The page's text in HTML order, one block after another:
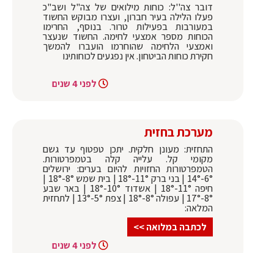
דובר צה''ל: כוחות מילואים של צה"ל ושב"כ
פעלו הלילה בעיר חברון, ועצרו מבוקש החשוד
במעורבות בפעילות טרור. בנוסף, החרימו
הכוחות מספר אמצעי לחימה. החשוד שנעצר
ואמצעי הלחימה שהוחרמו הועברו להמשך
חקירת כוחות הביטחון. אין נפגעים לכוחותינו
לפני 4 שנים
מערכת בחזית
התחזית: מעונן חלקית. יתכן טפטוף עד גשם
מקומי קל. עלייה קלה בטמפרטורות.
הטמפרטורות החזויות להיום בערים: ירושלים
6°-14° | בני ברק 11°-18° | בית שמש 8°-18° |
חיפה 11°-18° | אשדוד 10°-18° | באר שבע
8°-17° | עפולה 8°-18° | צפת 5°-13° | לתחזית
המלאה:
לכתבה במלואה >>
לפני 4 שנים